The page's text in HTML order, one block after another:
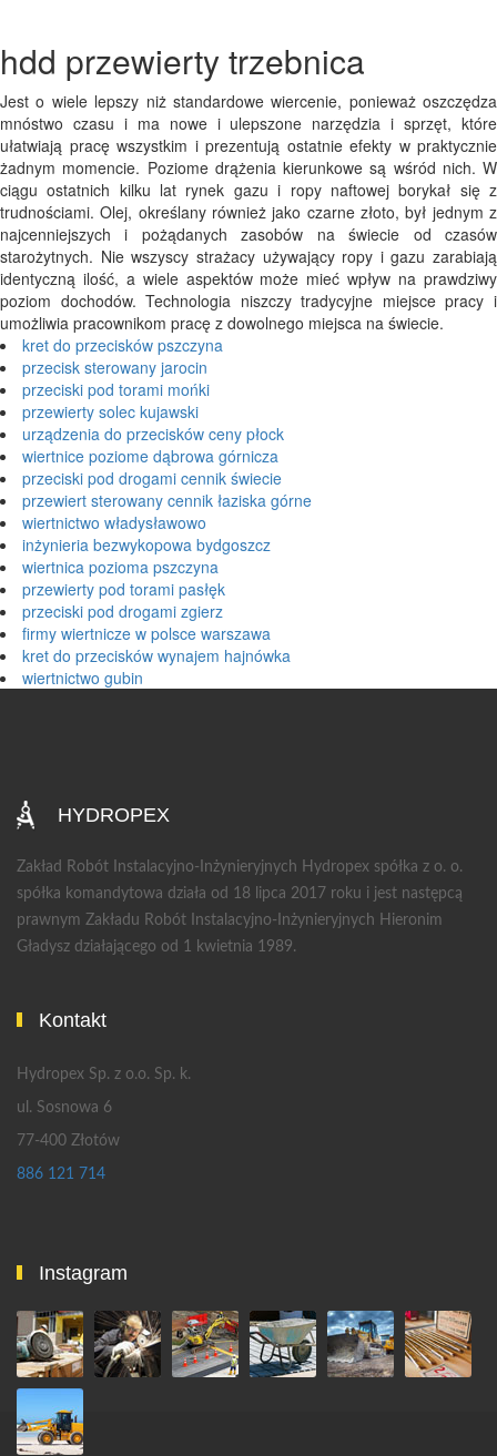
hdd przewierty trzebnica
Jest o wiele lepszy niż standardowe wiercenie, ponieważ oszczędza
mnóstwo czasu i ma nowe i ulepszone narzędzia i sprzęt, które
ułatwiają pracę wszystkim i prezentują ostatnie efekty w praktycznie
żadnym momencie. Poziome drążenia kierunkowe są wśród nich. W
ciągu ostatnich kilku lat rynek gazu i ropy naftowej borykał się z
trudnościami. Olej, określany również jako czarne złoto, był jednym z
najcenniejszych i pożądanych zasobów na świecie od czasów
starożytnych. Nie wszyscy strażacy używający ropy i gazu zarabiają
identyczną ilość, a wiele aspektów może mieć wpływ na prawdziwy
poziom dochodów. Technologia niszczy tradycyjne miejsce pracy i
umożliwia pracownikom pracę z dowolnego miejsca na świecie.
kret do przecisków pszczyna
przecisk sterowany jarocin
przeciski pod torami mońki
przewierty solec kujawski
urządzenia do przecisków ceny płock
wiertnice poziome dąbrowa górnicza
przeciski pod drogami cennik świecie
przewiert sterowany cennik łaziska górne
wiertnictwo władysławowo
inżynieria bezwykopowa bydgoszcz
wiertnica pozioma pszczyna
przewierty pod torami pasłęk
przeciski pod drogami zgierz
firmy wiertnicze w polsce warszawa
kret do przecisków wynajem hajnówka
wiertnictwo gubin
HYDROPEX
Zakład Robót Instalacyjno-Inżynieryjnych Hydropex spółka z o. o.
spółka komandytowa działa od 18 lipca 2017 roku i jest następcą
prawnym Zakładu Robót Instalacyjno-Inżynieryjnych Hieronim
Gładysz działającego od 1 kwietnia 1989.
Kontakt
Hydropex Sp. z o.o. Sp. k.
ul. Sosnowa 6
77-400 Złotów
886 121 714
Instagram